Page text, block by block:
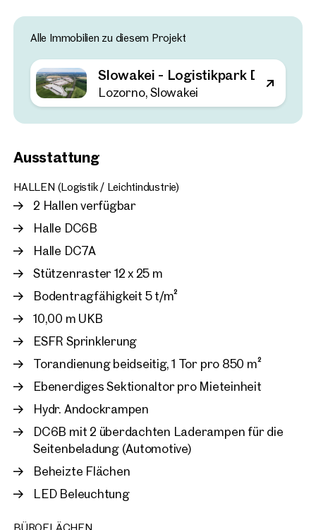
Alle Immobilien zu diesem Projekt
Slowakei - Logistikpark D2
Lozorno, Slowakei
Ausstattung
HALLEN (Logistik / Leichtindustrie)
2 Hallen verfügbar
Halle DC6B
Halle DC7A
Stützenraster 12 x 25 m
Bodentragfähigkeit 5 t/m²
10,00 m UKB
ESFR Sprinklerung
Torandienung beidseitig, 1 Tor pro 850 m²
Ebenerdiges Sektionaltor pro Mieteinheit
Hydr. Andockrampen
DC6B mit 2 überdachten Laderampen für die
Seitenbeladung (Automotive)
Beheizte Flächen
LED Beleuchtung
BÜROFLÄCHEN
in der Nähe
Lozorno, Slowakei
Slowakei - Logistikpark